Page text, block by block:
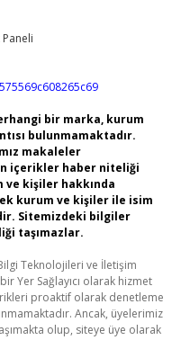
bir marka, kurum
bulunmamaktadır.
makaleler
içerikler haber niteliği
ve kişiler hakkında
kurum ve kişiler ile isim
Sitemizdeki bilgiler
taşımazlar.
Teknolojileri ve İletişim
Yer Sağlayıcı olarak hizmet
proaktif olarak denetleme
Ancak, üyelerimiz
olup, siteye üye olarak